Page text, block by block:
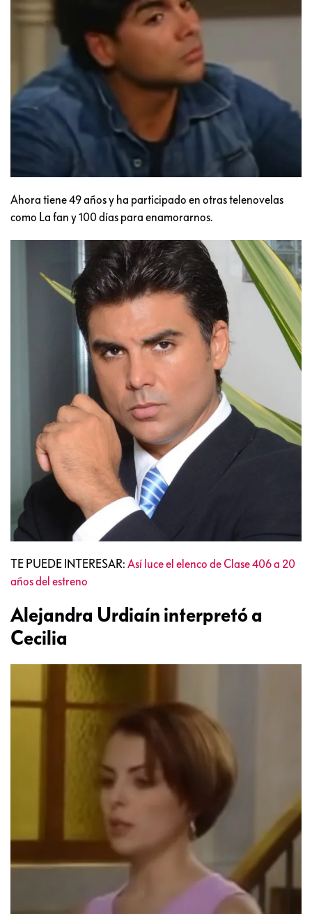
Ahora tiene 49 años y ha participado en otras telenovelas
como La fan y 100 días para enamorarnos.
TE PUEDE INTERESAR: Así luce el elenco de Clase 406 a 20
años del estreno
Alejandra Urdiaín interpretó a
Cecilia